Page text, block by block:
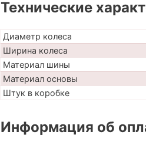
Технические
Диаметр колеса
Ширина колеса
Материал шины
Материал основы
Штук в коробке
Информация об